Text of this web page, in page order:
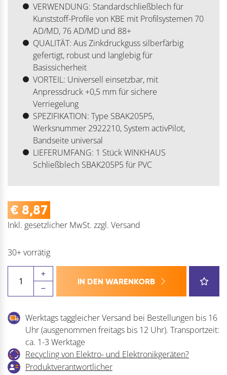
VERWENDUNG: Standardschließblech für
Kunststoff-Profile von KBE mit Profilsystemen 70
AD/MD, 76 AD/MD und 88+
QUALITÄT: Aus Zinkdruckguss silberfärbig
gefertigt, robust und langlebig für
Basissicherheit
VORTEIL: Universell einsetzbar, mit
Anpressdruck +0,5 mm für sichere
Verriegelung
SPEZIFIKATION: Type SBAK205P5,
Werksnummer 2922210, System activPilot,
Bandseite universal
LIEFERUMFANG: 1 Stück WINKHAUS
Schließblech SBAK205P5 für PVC
€ 8,87
Inkl. gesetzlicher MwSt. zzgl. Versand
30+ vorrätig
Winkhaus
Schließblech
SBA.K.205.P5
für
70/76/88
Menge
IN DEN WARENKORB
Werktags taggleicher Versand bei Bestellungen bis 16
Uhr (ausgenommen freitags bis 12 Uhr). Transportzeit:
ca. 1-3 Werktage
Recycling von Elektro- und Elektronikgeräten?
Produktverantwortlicher